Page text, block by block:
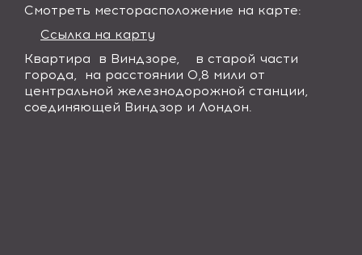
Смотреть месторасположение на карте:
Ссылка на карту
Квартира в Виндзоре, в старой части
города, на расстоянии 0,8 мили от
центральной железнодорожной станции,
соединяющей Виндзор и Лондон.